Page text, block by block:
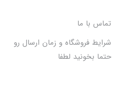
تماس با ما
شرایط فروشگاه و زمان ارسال رو
حتما بخونید لطفا